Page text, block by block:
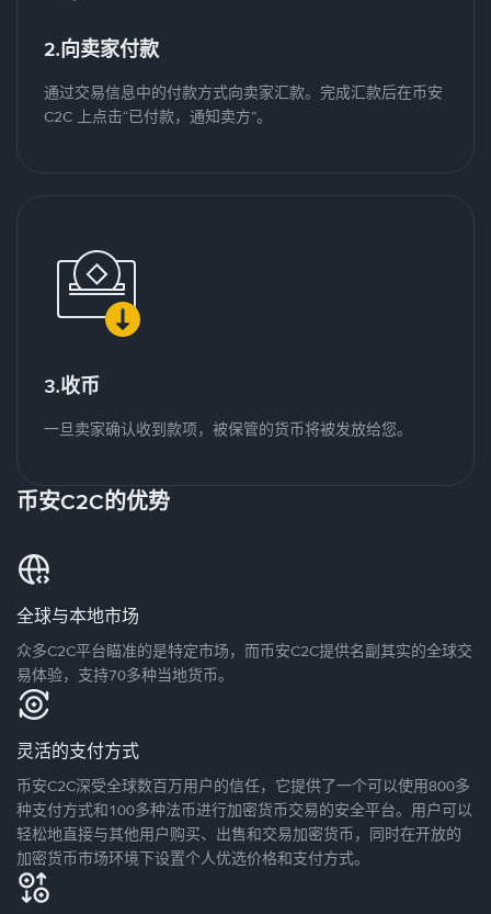
2.向卖家付款
通过交易信息中的付款方式向卖家汇款。完成汇款后在币安
C2C 上点击“已付款，通知卖方”。
3.收币
一旦卖家确认收到款项，被保管的货币将被发放给您。
币安C2C的优势
全球与本地市场
众多C2C平台瞄准的是特定市场，而币安C2C提供名副其实的全球交
易体验，支持70多种当地货币。
灵活的支付方式
币安C2C深受全球数百万用户的信任，它提供了一个可以使用800多
种支付方式和100多种法币进行加密货币交易的安全平台。用户可以
轻松地直接与其他用户购买、出售和交易加密货币，同时在开放的
加密货币市场环境下设置个人优选价格和支付方式。